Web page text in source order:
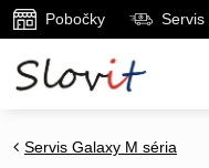
Pobočky Servis
Servis Galaxy M séria